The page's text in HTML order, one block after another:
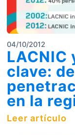
04/10/2012
LACNIC
clave:
en la
Leer artículo